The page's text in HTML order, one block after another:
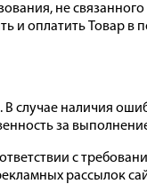
не
и оплатить Товар в
случае наличия
за
с
рассылок